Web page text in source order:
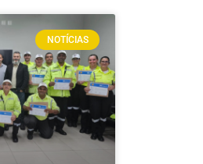
NOTÍCIAS